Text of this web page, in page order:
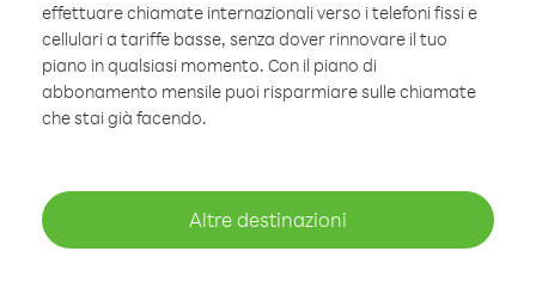
effettuare chiamate internazionali verso i telefoni fissi e
cellulari a tariffe basse, senza dover rinnovare il tuo
piano in qualsiasi momento. Con il piano di
abbonamento mensile puoi risparmiare sulle chiamate
che stai già facendo.
Altre destinazioni